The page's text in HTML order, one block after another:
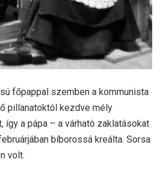
főpappal szemben a kommunista
pillanatoktól kezdve mély
a pápa – a várható zaklatásokat
bíborossá kreálta. Sorsa
volt.